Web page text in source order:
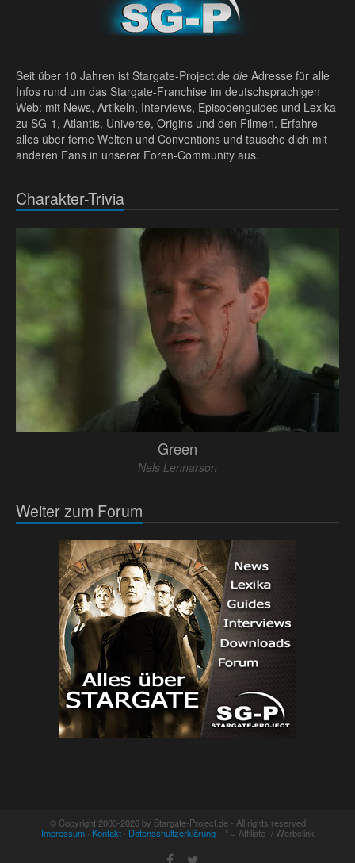
Seit über 10 Jahren ist Stargate-Project.de die Adresse für alle
Infos rund um das Stargate-Franchise im deutschsprachigen
Web: mit News, Artikeln, Interviews, Episodenguides und Lexika
zu SG-1, Atlantis, Universe, Origins und den Filmen. Erfahre
alles über ferne Welten und Conventions und tausche dich mit
anderen Fans in unserer Foren-Community aus.
Charakter-Trivia
Green
Nels Lennarson
Weiter zum Forum
© Copyright 2003-2026 by Stargate-Project.de - All rights reserved
Impressum· Kontakt· Datenschultzerklärung* = Affiliate- / Werbelink